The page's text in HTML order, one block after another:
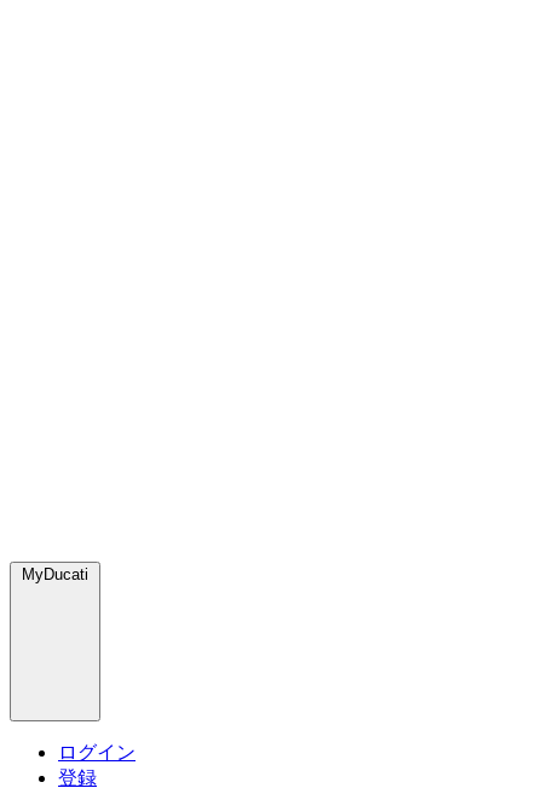
MyDucati
ログイン
登録